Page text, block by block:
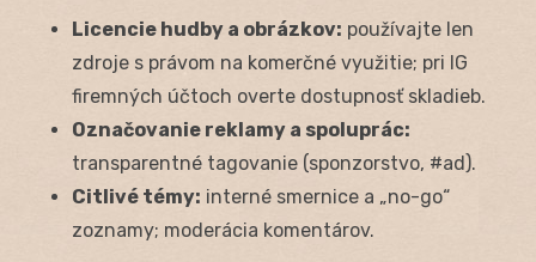
Licencie hudby a obrázkov: používajte len
zdroje s právom na komerčné využitie; pri IG
firemných účtoch overte dostupnosť skladieb.
Označovanie reklamy a spoluprác:
transparentné tagovanie (sponzorstvo, #ad).
Citlivé témy: interné smernice a „no-go“
zoznamy; moderácia komentárov.